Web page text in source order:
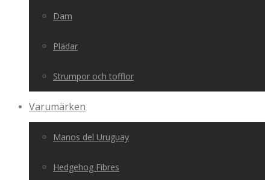
Dam
Plädar
Strumpor och tofflor
Varumärken
Manos del Uruguay
Hedgehog Fibres